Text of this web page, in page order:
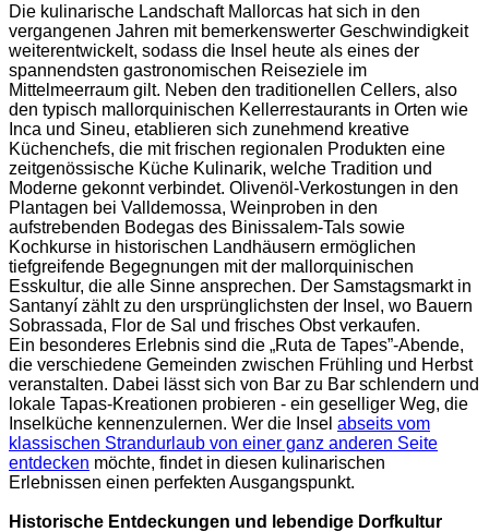
Die kulinarische Landschaft Mallorcas hat sich in den
vergangenen Jahren mit bemerkenswerter Geschwindigkeit
weiterentwickelt, sodass die Insel heute als eines der
spannendsten gastronomischen Reiseziele im
Mittelmeerraum gilt. Neben den traditionellen Cellers, also
den typisch mallorquinischen Kellerrestaurants in Orten wie
Inca und Sineu, etablieren sich zunehmend kreative
Küchenchefs, die mit frischen regionalen Produkten eine
zeitgenössische Küche Kulinarik, welche Tradition und
Moderne gekonnt verbindet. Olivenöl-Verkostungen in den
Plantagen bei Valldemossa, Weinproben in den
aufstrebenden Bodegas des Binissalem-Tals sowie
Kochkurse in historischen Landhäusern ermöglichen
tiefgreifende Begegnungen mit der mallorquinischen
Esskultur, die alle Sinne ansprechen. Der Samstagsmarkt in
Santanyí zählt zu den ursprünglichsten der Insel, wo Bauern
Sobrassada, Flor de Sal und frisches Obst verkaufen.
Ein besonderes Erlebnis sind die „Ruta de Tapes”-Abende,
die verschiedene Gemeinden zwischen Frühling und Herbst
veranstalten. Dabei lässt sich von Bar zu Bar schlendern und
lokale Tapas-Kreationen probieren - ein geselliger Weg, die
Inselküche kennenzulernen. Wer die Insel abseits vom
klassischen Strandurlaub von einer ganz anderen Seite
entdecken möchte, findet in diesen kulinarischen
Erlebnissen einen perfekten Ausgangspunkt.
Historische Entdeckungen und lebendige Dorfkultur